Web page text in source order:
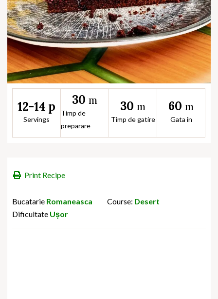
12-14 p
Servings
30 m
Timp de
preparare
30 m
Timp de gatire
60 m
Gata in
Print Recipe
Bucatarie Romaneasca Course: Desert
Dificultate Ușor